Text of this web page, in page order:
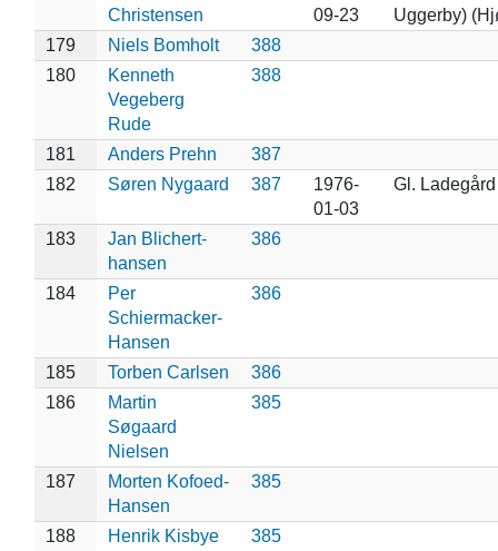
Christensen
09-23
Uggerby)
179
Niels Bomholt
388
180
Kenneth
Vegeberg
Rude
388
181 Anders Prehn
387
182
Søren Nygaard 387
1976-
01-03
Gl. Ladegård
183
Jan Blichert-
hansen
386
184
Per
Schiermacker-
Hansen
386
185 Torben Carlsen
386
186
Martin
Søgaard
Nielsen
385
187
Morten Kofoed-
Hansen
385
188 Henrik Kisbye
385